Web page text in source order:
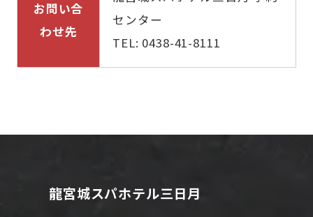
お問い合
わせ先
センター
TEL: 0438-41-8111
龍宮城スパホテル三日月